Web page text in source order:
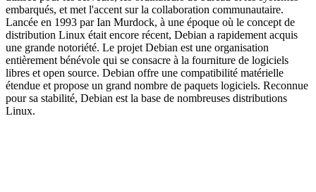
embarqués, et met l'accent sur la collaboration communautaire.
Lancée en 1993 par Ian Murdock, à une époque où le concept de
distribution Linux était encore récent, Debian a rapidement acquis
une grande notoriété. Le projet Debian est une organisation
entièrement bénévole qui se consacre à la fourniture de logiciels
libres et open source. Debian offre une compatibilité matérielle
étendue et propose un grand nombre de paquets logiciels. Reconnue
pour sa stabilité, Debian est la base de nombreuses distributions
Linux.